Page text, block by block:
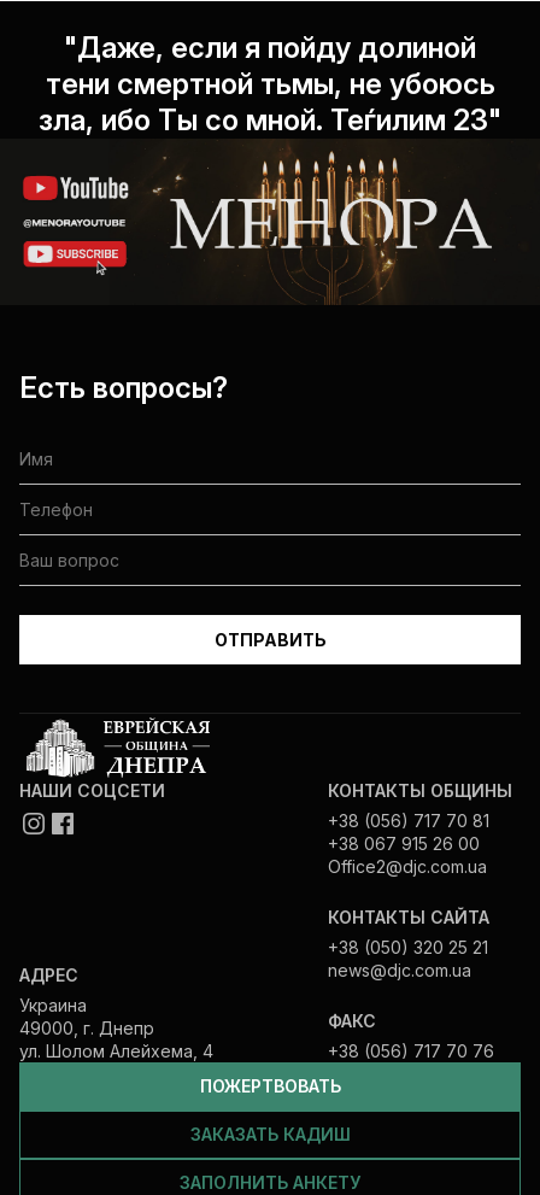
"Даже, если я пойду долиной
тени смертной тьмы, не убоюсь
зла, ибо Ты со мной. Теѓилим 23"
Есть вопросы?
ПОЖЕРТВОВАТЬ
ЗАКАЗАТЬ КАДИШ
ЗАПОЛНИТЬ АНКЕТУ
НАШИ СОЦСЕТИ
АДРЕС
Украина
49000, г. Днепр
ул. Шолом Алейхема, 4
КОНТАКТЫ ОБЩИНЫ
+38 (056) 717 70 81
+38 067 915 26 00
Office2@djc.com.ua
КОНТАКТЫ САЙТА
+38 (050) 320 25 21
news@djc.com.ua
ФАКС
+38 (056) 717 70 76